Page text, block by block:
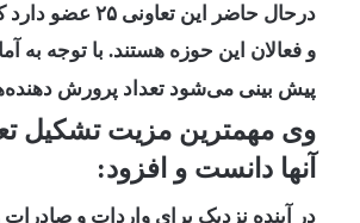
درحال حاضر این تعاونی ۲۵ عضو دارد که همگی از پرورش دهنده‌ها و تولیدکنندگان زالوی طبی
و فعالان این حوزه هستند. با توجه به
پیش بینی می‌شود تعداد پرورش
وی مهمترین مزیت تشکیل
آنها دانست و افزود:
در آینده نزدیک برای واردات و